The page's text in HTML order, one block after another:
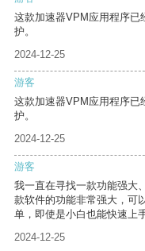
这款加速器VPM应用程序已
护。
2024-12-25
游客
这款加速器VPM应用程序已
护。
2024-12-25
游客
我一直在寻找一款功能强大
款软件的功能非常强大，可
单，即使是小白也能快速上手
2024-12-25